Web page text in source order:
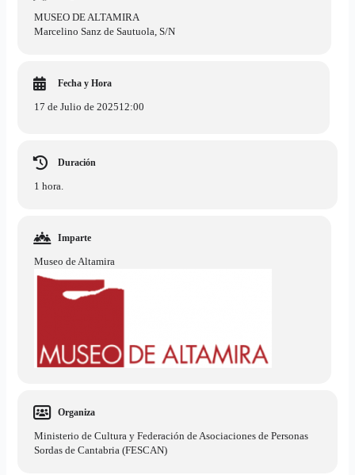
MUSEO DE ALTAMIRA
Marcelino Sanz de Sautuola, S/N
Fecha y Hora
17 de Julio de 202512:00
Duración
1 hora.
Imparte
Museo de Altamira
Organiza
Ministerio de Cultura y Federación de Asociaciones de Personas
Sordas de Cantabria (FESCAN)